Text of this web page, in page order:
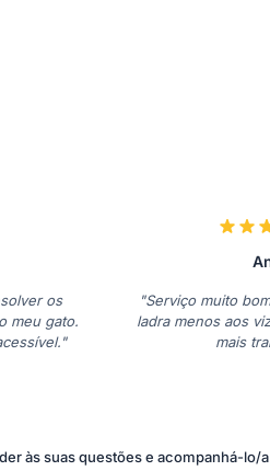
os
meu gato.
"Serviço muito
ladra menos aos
mais
às suas questões e acompanhá-lo/